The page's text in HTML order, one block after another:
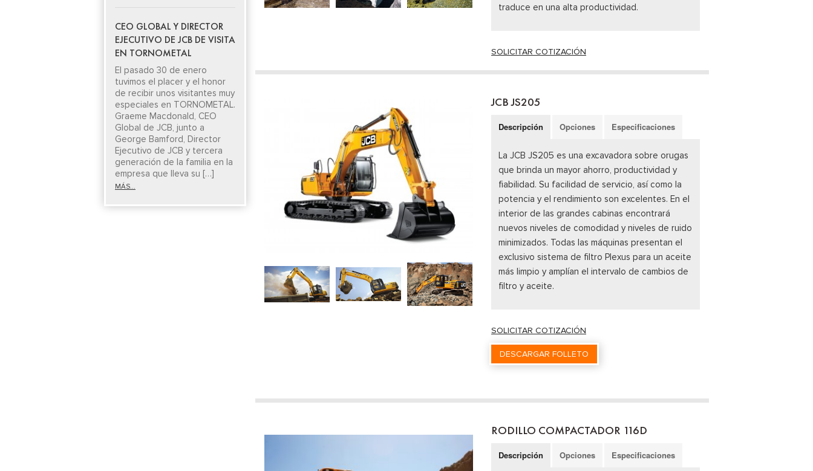
traduce en una alta productividad.
SOLICITAR COTIZACIÓN
JCB JS205
Descripción Opciones Especificaciones
La JCB JS205 es una excavadora sobre orugas
que brinda un mayor ahorro, productividad y
fiabilidad. Su facilidad de servicio, así como la
potencia y el rendimiento son excelentes. En el
interior de las grandes cabinas encontrará
nuevos niveles de comodidad y niveles de ruido
minimizados. Todas las máquinas presentan el
exclusivo sistema de filtro Plexus para un aceite
más limpio y amplían el intervalo de cambios de
filtro y aceite.
SOLICITAR COTIZACIÓN
DESCARGAR FOLLETO
RODILLO COMPACTADOR 116D
Descripción Opciones Especificaciones
CEO GLOBAL Y DIRECTOR
EJECUTIVO DE JCB DE VISITA
EN TORNOMETAL
El pasado 30 de enero
tuvimos el placer y el honor
de recibir unos visitantes muy
especiales en TORNOMETAL.
Graeme Macdonald, CEO
Global de JCB, junto a
George Bamford, Director
Ejecutivo de JCB y tercera
generación de la familia en la
empresa que lleva su […]
MÁS...